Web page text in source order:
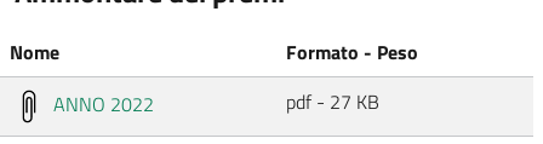
Nome
Formato - Peso
ANNO 2022
pdf - 27 KB